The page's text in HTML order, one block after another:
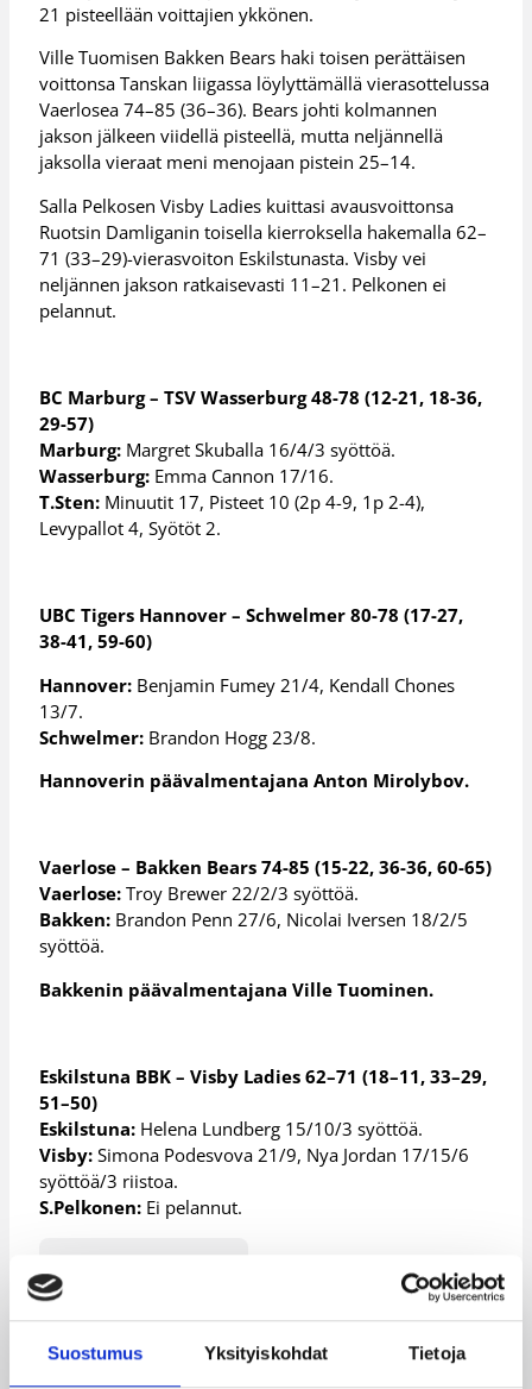
Suostumus Yksityiskohdat Tietoja
21 pisteellään voittajien ykkönen.
Ville Tuomisen Bakken Bears haki toisen perättäisen
voittonsa Tanskan liigassa löylyttämällä vierasottelussa
Vaerlosea 74–85 (36–36). Bears johti kolmannen
jakson jälkeen viidellä pisteellä, mutta neljännellä
jaksolla vieraat meni menojaan pistein 25–14.
Salla Pelkosen Visby Ladies kuittasi avausvoittonsa
Ruotsin Damliganin toisella kierroksella hakemalla 62–
71 (33–29)-vierasvoiton Eskilstunasta. Visby vei
neljännen jakson ratkaisevasti 11–21. Pelkonen ei
pelannut.
BC Marburg – TSV Wasserburg 48-78 (12-21, 18-36,
29-57)
Marburg: Margret Skuballa 16/4/3 syöttöä.
Wasserburg: Emma Cannon 17/16.
T.Sten: Minuutit 17, Pisteet 10 (2p 4-9, 1p 2-4),
Levypallot 4, Syötöt 2.
UBC Tigers Hannover – Schwelmer 80-78 (17-27,
38-41, 59-60)
Hannover: Benjamin Fumey 21/4, Kendall Chones
13/7.
Schwelmer: Brandon Hogg 23/8.
Hannoverin päävalmentajana Anton Mirolybov.
Vaerlose – Bakken Bears 74-85 (15-22, 36-36, 60-65)
Vaerlose:Troy Brewer 22/2/3 syöttöä.
Bakken: Brandon Penn 27/6, Nicolai Iversen 18/2/5
syöttöä.
Bakkenin päävalmentajana Ville Tuominen.
Eskilstuna BBK – Visby Ladies 62–71 (18–11, 33–29,
51–50)
Eskilstuna: Helena Lundberg 15/10/3 syöttöä.
Visby: Simona Podesvova 21/9, Nya Jordan 17/15/6
syöttöä/3 riistoa.
S.Pelkonen: Ei pelannut.
Päivitetty
Henkilöt